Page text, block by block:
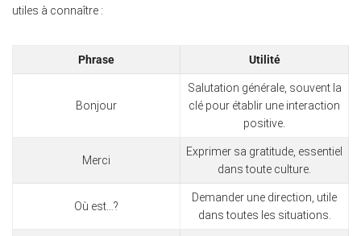
utiles à connaître :
Phrase Utilité
Bonjour
Salutation générale, souvent la
clé pour établir une interaction
positive.
Merci
Exprimer sa gratitude, essentiel
dans toute culture.
Où est…?
Demander une direction, utile
dans toutes les situations.